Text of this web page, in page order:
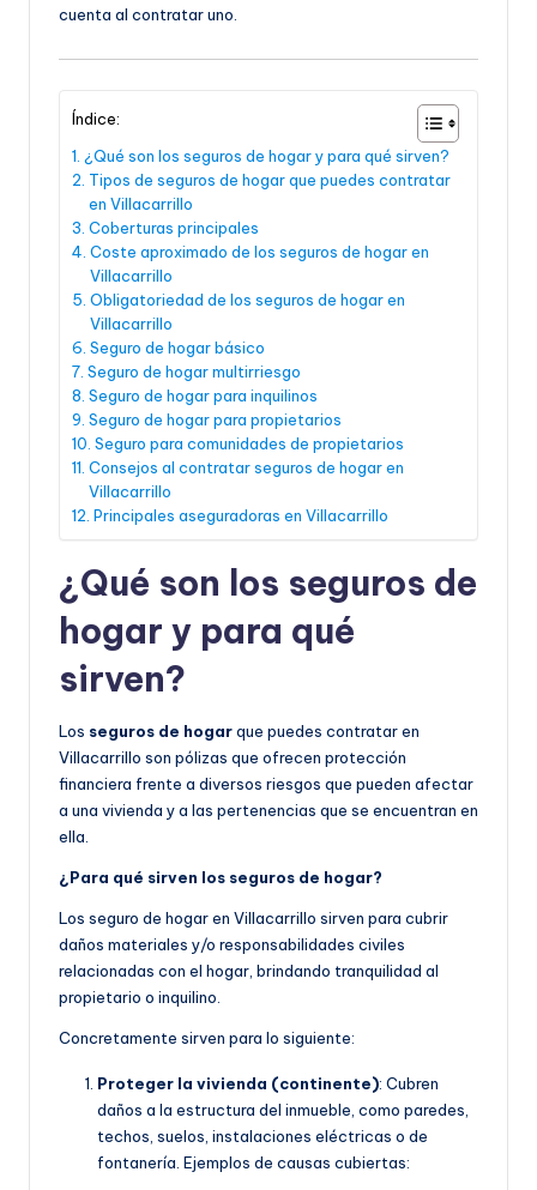
cuenta al contratar uno.
Índice:
¿Qué son los seguros de hogar y para qué sirven?
Tipos de seguros de hogar que puedes contratar
en Villacarrillo
Coberturas principales
Coste aproximado de los seguros de hogar en
Villacarrillo
Obligatoriedad de los seguros de hogar en
Villacarrillo
Seguro de hogar básico
Seguro de hogar multirriesgo
Seguro de hogar para inquilinos
Seguro de hogar para propietarios
Seguro para comunidades de propietarios
Consejos al contratar seguros de hogar en
Villacarrillo
Principales aseguradoras en Villacarrillo
¿Qué son los seguros de
hogar y para qué
sirven?
Los seguros de hogarque puedes contratar en
Villacarrillo son pólizas que ofrecen protección
financiera frente a diversos riesgos que pueden afectar
a una vivienda y a las pertenencias que se encuentran en
ella.
¿Para qué sirven los seguros de hogar?
Los seguro de hogar en Villacarrillo sirven para cubrir
daños materiales y/o responsabilidades civiles
relacionadas con el hogar, brindando tranquilidad al
propietario o inquilino.
Concretamente sirven para lo siguiente:
Proteger la vivienda (continente): Cubren
daños a la estructura del inmueble, como paredes,
techos, suelos, instalaciones eléctricas o de
fontanería. Ejemplos de causas cubiertas: